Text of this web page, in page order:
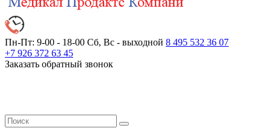
Пн-Пт: 9-00 - 18-00 Сб, Вс - выходной 8 495 532 36 07
+7 926 372 63 45
Заказать обратный звонок